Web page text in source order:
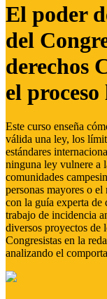
El poder
del
derechos
el
Este curso enseña
válida una ley, los
estándares
ninguna ley vulnere a
comunidades
personas mayores o el
con la guía experta de
trabajo de incidencia
diversos proyectos de
Congresistas en la
analizando el